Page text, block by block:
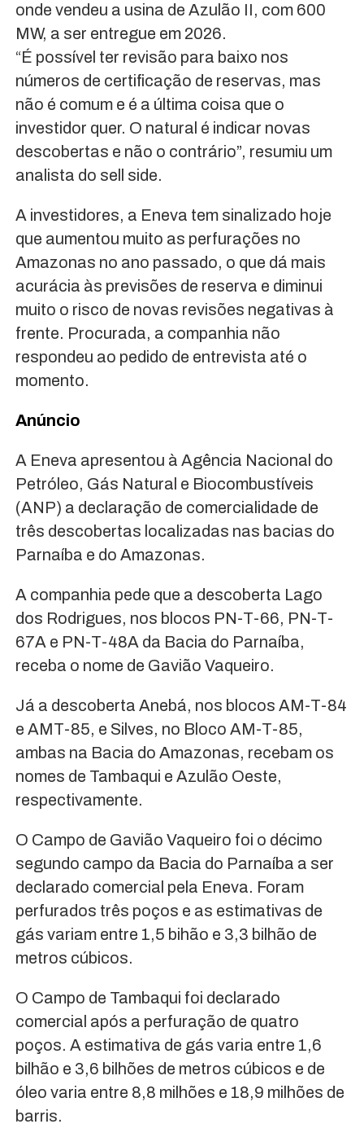
onde vendeu a usina de Azulão II, com 600
MW, a ser entregue em 2026.
“É possível ter revisão para baixo nos
números de certificação de reservas, mas
não é comum e é a última coisa que o
investidor quer. O natural é indicar novas
descobertas e não o contrário”, resumiu um
analista do sell side.
A investidores, a Eneva tem sinalizado hoje
que aumentou muito as perfurações no
Amazonas no ano passado, o que dá mais
acurácia às previsões de reserva e diminui
muito o risco de novas revisões negativas à
frente. Procurada, a companhia não
respondeu ao pedido de entrevista até o
momento.
Anúncio
A Eneva apresentou à Agência Nacional do
Petróleo, Gás Natural e Biocombustíveis
(ANP) a declaração de comercialidade de
três descobertas localizadas nas bacias do
Parnaíba e do Amazonas.
A companhia pede que a descoberta Lago
dos Rodrigues, nos blocos PN-T-66, PN-T-
67A e PN-T-48A da Bacia do Parnaíba,
receba o nome de Gavião Vaqueiro.
Já a descoberta Anebá, nos blocos AM-T-84
e AMT-85, e Silves, no Bloco AM-T-85,
ambas na Bacia do Amazonas, recebam os
nomes de Tambaqui e Azulão Oeste,
respectivamente.
O Campo de Gavião Vaqueiro foi o décimo
segundo campo da Bacia do Parnaíba a ser
declarado comercial pela Eneva. Foram
perfurados três poços e as estimativas de
gás variam entre 1,5 bihão e 3,3 bilhão de
metros cúbicos.
O Campo de Tambaqui foi declarado
comercial após a perfuração de quatro
poços. A estimativa de gás varia entre 1,6
bilhão e 3,6 bilhões de metros cúbicos e de
óleo varia entre 8,8 milhões e 18,9 milhões de
barris.